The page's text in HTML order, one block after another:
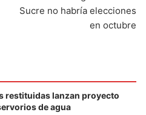
Sucre no habría elecciones
en octubre
restituidas lanzan proyecto
de agua